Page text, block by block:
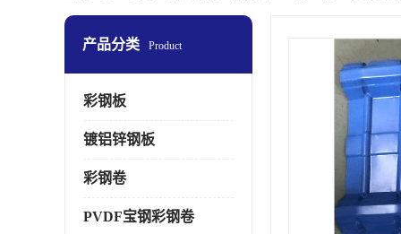
产品分类 Product
彩钢板
镀铝锌钢板
彩钢卷
PVDF宝钢彩钢卷